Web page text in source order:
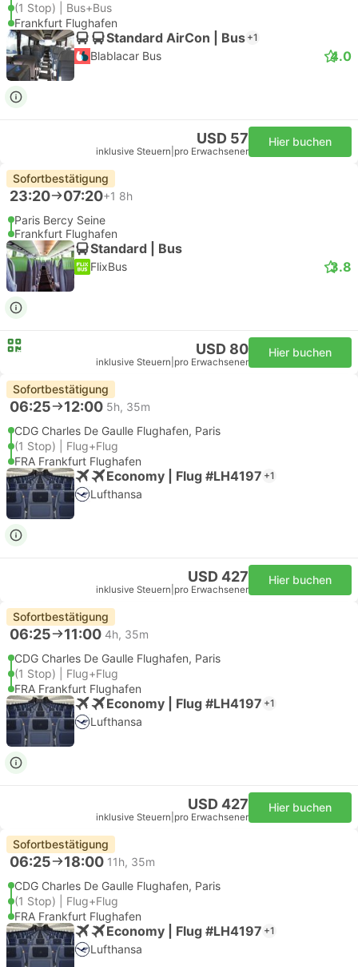
(1 Stop) | Bus+Bus
Frankfurt Flughafen
Standard AirCon | Bus +1
Blablacar Bus 4.0
USD 57
inklusive Steuern pro Erwachsener
Hier buchen
Sofortbestätigung
23:20 07:20+1 8h
Paris Bercy Seine
Frankfurt Flughafen
Standard | Bus
FlixBus 3.8
USD 80
inklusive Steuern pro Erwachsener
Hier buchen
Sofortbestätigung
06:25 12:00 5h, 35m
CDG Charles De Gaulle Flughafen, Paris
(1 Stop) | Flug+Flug
FRA Frankfurt Flughafen
Economy | Flug #LH4197 +1
Lufthansa
USD 427
inklusive Steuern pro Erwachsener
Hier buchen
Sofortbestätigung
06:25 11:00 4h, 35m
CDG Charles De Gaulle Flughafen, Paris
(1 Stop) | Flug+Flug
FRA Frankfurt Flughafen
Economy | Flug #LH4197 +1
Lufthansa
USD 427
inklusive Steuern pro Erwachsener
Hier buchen
Sofortbestätigung
06:25 18:00 11h, 35m
CDG Charles De Gaulle Flughafen, Paris
(1 Stop) | Flug+Flug
FRA Frankfurt Flughafen
Economy | Flug #LH4197 +1
Lufthansa